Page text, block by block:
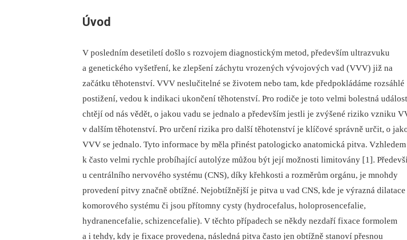
Úvod
V posledním desetiletí došlo s rozvojem diagnostickým metod, především ultrazvuku
a genetického vyšetření, ke zlepšení záchytu vrozených vývojových vad (VVV) již na
začátku těhotenství. VVV neslučitelné se životem nebo tam, kde předpokládáme rozsáhlé
postižení, vedou k indikaci ukončení těhotenství. Pro rodiče je toto velmi bolestná
chtějí od nás vědět, o jakou vadu se jednalo a především jestli je zvýšené riziko vzniku
v dalším těhotenství. Pro určení rizika pro další těhotenství je klíčové správně určit, o
VVV se jednalo. Tyto informace by měla přinést patologicko anatomická pitva. Vzhledem
k často velmi rychle probíhající autolýze můžou být její možnosti limitovány [1].
u centrálního nervového systému (CNS), díky křehkosti a rozměrům orgánu, je mnohdy
provedení pitvy značně obtížné. Nejobtížnější je pitva u vad CNS, kde je výrazná dilatace
komorového systému či jsou přítomny cysty (hydrocefalus, holoprosencefalie,
hydranencefalie, schizencefalie). V těchto případech se někdy nezdaří fixace formolem
a i tehdy, kdy je fixace provedena, následná pitva často jen obtížně stanoví přesnou